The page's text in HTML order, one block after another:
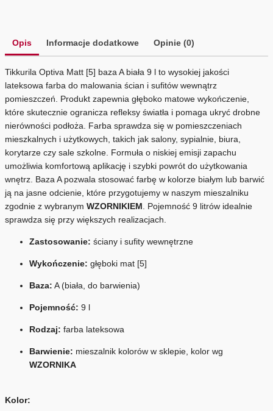
Opis Informacje dodatkowe Opinie (0)
Tikkurila Optiva Matt [5] baza A biała 9 l to wysokiej jakości
lateksowa farba do malowania ścian i sufitów wewnątrz
pomieszczeń. Produkt zapewnia głęboko matowe wykończenie,
które skutecznie ogranicza refleksy światła i pomaga ukryć drobne
nierówności podłoża. Farba sprawdza się w pomieszczeniach
mieszkalnych i użytkowych, takich jak salony, sypialnie, biura,
korytarze czy sale szkolne. Formuła o niskiej emisji zapachu
umożliwia komfortową aplikację i szybki powrót do użytkowania
wnętrz. Baza A pozwala stosować farbę w kolorze białym lub barwić
ją na jasne odcienie, które przygotujemy w naszym mieszalniku
zgodnie z wybranym WZORNIKIEM . Pojemność 9 litrów idealnie
sprawdza się przy większych realizacjach.
Zastosowanie: ściany i sufity wewnętrzne
Wykończenie: głęboki mat [5]
Baza: A (biała, do barwienia)
Pojemność: 9 l
Rodzaj: farba lateksowa
Barwienie: mieszalnik kolorów w sklepie, kolor wg
WZORNIKA
Kolor: